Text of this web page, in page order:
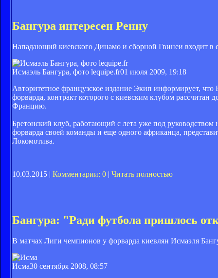
Бангура интересен Ренну
Нападающий киевского Динамо и сборной Гвинеи входит в
Исмаэль Бангура, фото lequipe.fr01 июля 2009, 19:18
Авторитетное французское издание Экип информирует,
форварда, контракт которого с киевским клубом рассчитан
Францию.
Бретонский клуб, работающий с лета уже под руководством
форварда своей команды и еще одного африканца,
Локомотива.
10.03.2015 | Комментарии: 0 | Читать полностью
Бангура: "Ради футбола пришлось
В матчах Лиги чемпионов у форварда киевлян Исмаэля
Исма30 сентября 2008, 08:57